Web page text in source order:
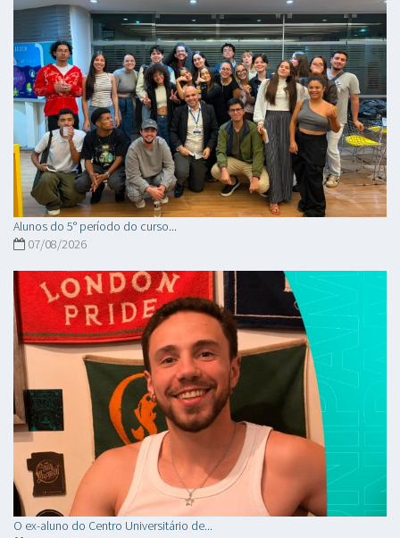
Alunos do 5° período do curso...
07/08/2026
O ex-aluno do Centro Universitário de...